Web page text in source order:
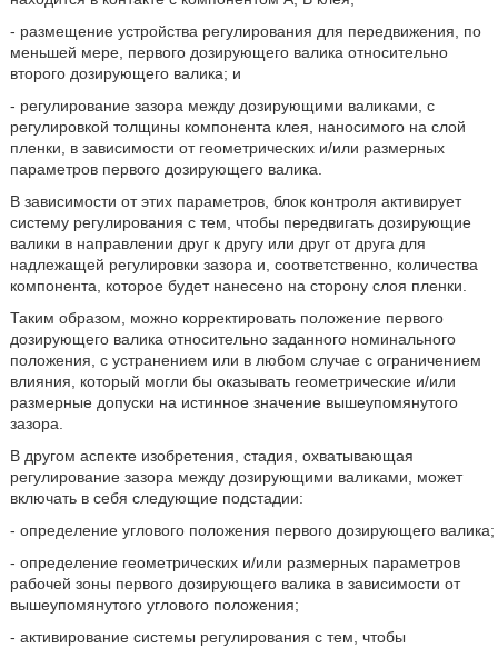
- размещение устройства регулирования для передвижения, по
меньшей мере, первого дозирующего валика относительно
второго дозирующего валика; и
- регулирование зазора между дозирующими валиками, с
регулировкой толщины компонента клея, наносимого на слой
пленки, в зависимости от геометрических и/или размерных
параметров первого дозирующего валика.
В зависимости от этих параметров, блок контроля активирует
систему регулирования с тем, чтобы передвигать дозирующие
валики в направлении друг к другу или друг от друга для
надлежащей регулировки зазора и, соответственно, количества
компонента, которое будет нанесено на сторону слоя пленки.
Таким образом, можно корректировать положение первого
дозирующего валика относительно заданного номинального
положения, с устранением или в любом случае с ограничением
влияния, который могли бы оказывать геометрические и/или
размерные допуски на истинное значение вышеупомянутого
зазора.
В другом аспекте изобретения, стадия, охватывающая
регулирование зазора между дозирующими валиками, может
включать в себя следующие подстадии:
- определение углового положения первого дозирующего валика;
- определение геометрических и/или размерных параметров
рабочей зоны первого дозирующего валика в зависимости от
вышеупомянутого углового положения;
- активирование системы регулирования с тем, чтобы